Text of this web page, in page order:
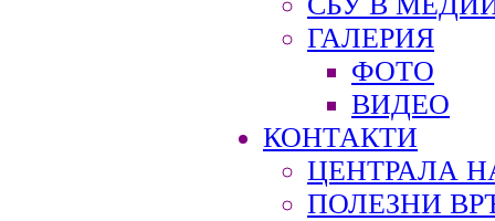
ГАЛЕРИЯ
ФОТО
ВИДЕО
КОНТАКТИ
ЦЕНТРАЛА
ПОЛЕЗНИ